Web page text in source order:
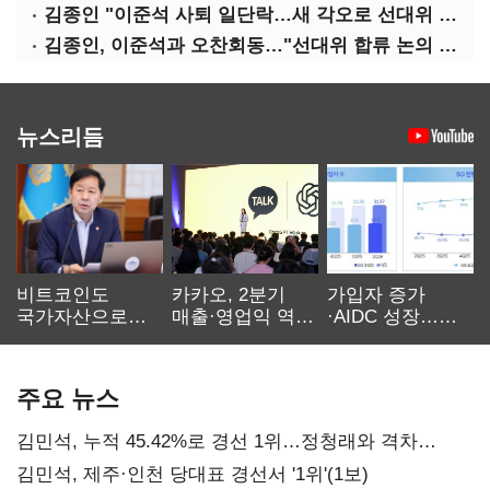
김종인 "이준석 사퇴 일단락…새 각오로 선대위 꾸리겠다"
김종인, 이준석과 오찬회동…"선대위 합류 논의 없었다"(종합)
뉴스리듬
비트코인도
국가자산으로…'
카카오, 2분기
매출·영업익 역대
가입자 증가
·AIDC 성장…
주요 뉴스
김민석, 누적 45.42%로 경선 1위…정청래와 격차
0.86%p(2보)
김민석, 제주·인천 당대표 경선서 '1위'(1보)